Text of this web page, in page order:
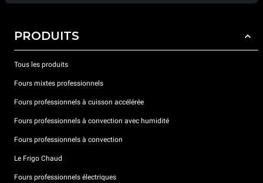
PRODUITS
Tous les produits
Fours mixtes professionnels
Fours professionnels à cuisson accélérée
Fours professionnels à convection avec humidité
Fours professionnels à convection
Le Frigo Chaud
Fours professionnels électriques